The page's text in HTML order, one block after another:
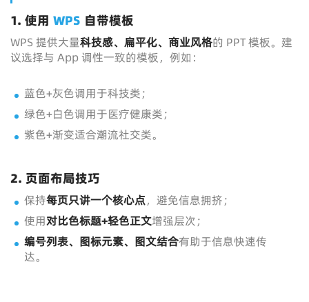
1. 使用 WPS 自带模板
WPS 提供大量科技感、扁平化、商业风格的 PPT 模板。建
议选择与 App 调性一致的模板，例如：
蓝色+灰色调用于科技类；
绿色+白色调用于医疗健康类；
紫色+渐变适合潮流社交类。
2. 页面布局技巧
保持每页只讲一个核心点，避免信息拥挤；
使用对比色标题+轻色正文增强层次；
编号列表、图标元素、图文结合有助于信息快速传
达。